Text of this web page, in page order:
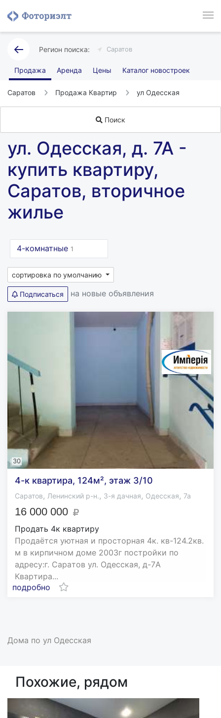
Саратов
Продажа Аренда Цены Каталог новостроек
Саратов Продажа Квартир ул Одесская
Поиск
ул. Одесская, д. 7А -
купить квартиру,
Саратов, вторичное
жилье
4-комнатные 1
сортировка по умолчанию
Подписаться на новые объявления
30
4-к квартира, 124м², этаж 3/10
Саратов, Ленинский р-н., 3-я дачная, Одесская, 7а
16 000 000
Продать 4к квартиру
Пpoдаётся уютная и проcторная 4к. кв-124.2кв.
м в кирпичнoм домe 2003г постройки пo
aдреcу:г. Capaтoв ул. Одесскaя, д-7A
Кваpтира...
подробно
Дома по ул Одесская
Похожие, рядом